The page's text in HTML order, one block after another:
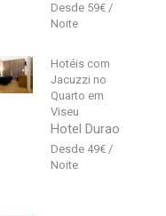
59€
Hotéis com
Jacuzzi no
Quarto em
Viseu
Hotel Durao
49€